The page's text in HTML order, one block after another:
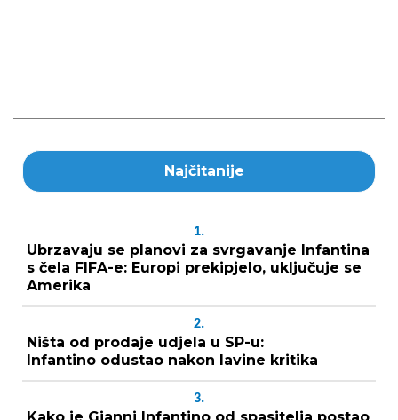
Najčitanije
1.
Ubrzavaju se planovi za svrgavanje Infantina
s čela FIFA-e: Europi prekipjelo, uključuje se
Amerika
2.
Ništa od prodaje udjela u SP-u:
Infantino odustao nakon lavine kritika
3.